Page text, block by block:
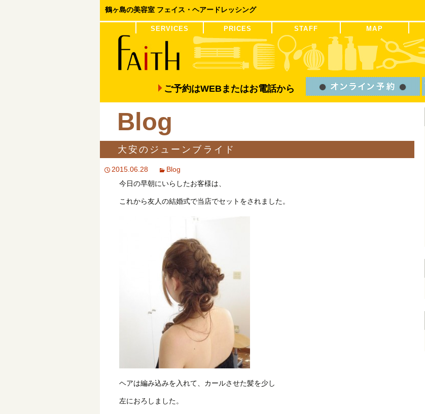
鶴ヶ島の美容室 フェイス・ヘアードレッシング
コンテンツへ移動SERVICES
COLOR
PERM
PRICES STAFF MAP
ご予約はWEBまたはお電話から
Blog
大安のジューンブライド
2015.06.28
Blog
今日の早朝にいらしたお客様は、
これから友人の結婚式で当店でセットをされました。
ヘアは編み込みを入れて、カールさせた髪を少し
左におろしました。